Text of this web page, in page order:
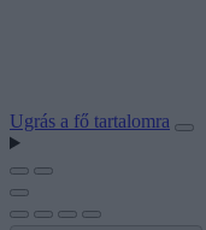
Ugrás a fő tartalomra